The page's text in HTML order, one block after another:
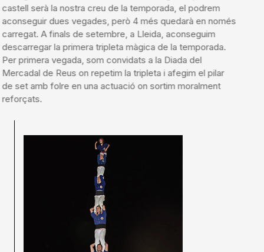
castell serà la nostra creu de la temporada, el podrem
aconseguir dues vegades, però 4 més quedarà en només
carregat. A finals de setembre, a Lleida, aconseguim
descarregar la primera tripleta màgica de la temporada.
Per primera vegada, som convidats a la Diada del
Mercadal de Reus on repetim la tripleta i afegim el pilar
de set amb folre en una actuació on sortim moralment
reforçats.